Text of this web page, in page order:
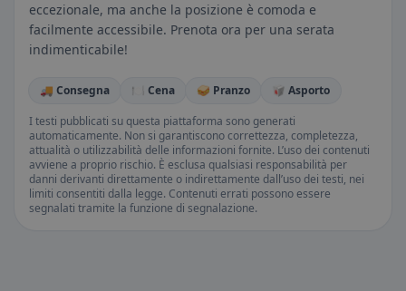
eccezionale, ma anche la posizione è comoda e
facilmente accessibile. Prenota ora per una serata
indimenticabile!
🚚 Consegna 🍽️ Cena 🥪 Pranzo
🥡 Asporto
I testi pubblicati su questa piattaforma sono generati
automaticamente. Non si garantiscono correttezza, completezza,
attualità o utilizzabilità delle informazioni fornite. L’uso dei contenuti
avviene a proprio rischio. È esclusa qualsiasi responsabilità per
danni derivanti direttamente o indirettamente dall’uso dei testi, nei
limiti consentiti dalla legge. Contenuti errati possono essere
segnalati tramite la funzione di segnalazione.